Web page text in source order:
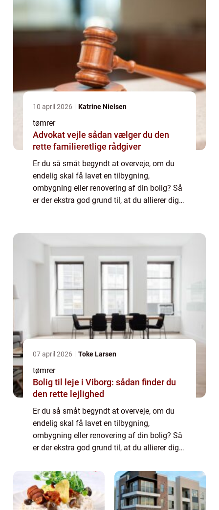
10 april 2026 Katrine Nielsen
tømrer
Advokat vejle sådan vælger du den
rette familieretlige rådgiver
Er du så småt begyndt at overveje, om du
endelig skal få lavet en tilbygning,
ombygning eller renovering af din bolig? Så
er der ekstra god grund til, at du allierer dig
07 april 2026 Toke Larsen
tømrer
Bolig til leje i Viborg: sådan finder du
den rette lejlighed
Er du så småt begyndt at overveje, om du
endelig skal få lavet en tilbygning,
ombygning eller renovering af din bolig? Så
er der ekstra god grund til, at du allierer dig
samarbejde med en tømrer i Odense Få
inpu...